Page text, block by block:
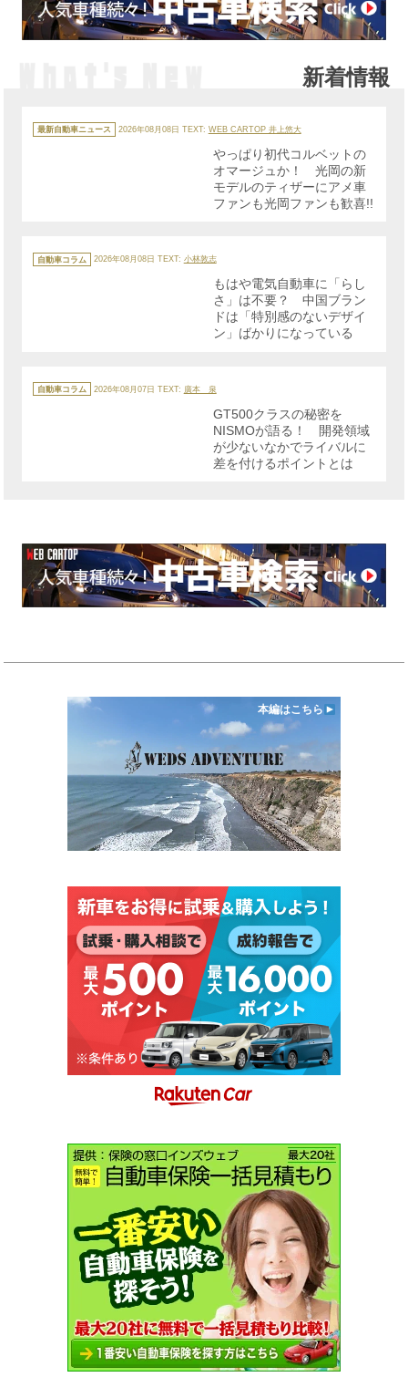
新着情報
カ
テ
ゴ
最新自動車ニュース 2026年08月08日 TEXT: WEB CARTOP 井上悠大
やっぱり初代コルベットの
オマージュか！ 光岡の新
モデルのティザーにアメ車
ファンも光岡ファンも歓喜!!
テ
ゴ
自動車コラム 2026年08月08日 TEXT: 小林敦志
もはや電気自動車に「らし
さ」は不要？ 中国ブラン
ドは「特別感のないデザイ
ン」ばかりになっている
テ
ゴ
自動車コラム 2026年08月07日 TEXT: 廣本 泉
GT500クラスの秘密を
NISMOが語る！ 開発領域
が少ないなかでライバルに
差を付けるポイントとは
本編はこちら